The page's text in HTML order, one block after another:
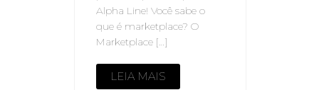
Alpha Line! Você sabe o
que é marketplace? O
Marketplace […]
LEIA MAIS